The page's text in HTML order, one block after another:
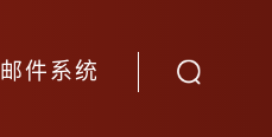
邮件系统